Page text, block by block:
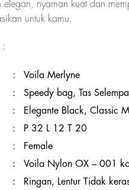
elegan, nyaman kuat dan
untuk kamu.
:
:
Voila Merlyne
:
Speedy bag, Tas
:
Elegante Black, Classic
:
P 32 L 12 T 20
:
Female
:
Voila Nylon OX – 001
:
Ringan, Lentur Tidak